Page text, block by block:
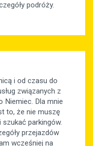
podróży.
i od czasu do
związanych z
Niemiec. Dla mnie
to, że nie muszę
parkingów.
przejazdów
wcześniej na